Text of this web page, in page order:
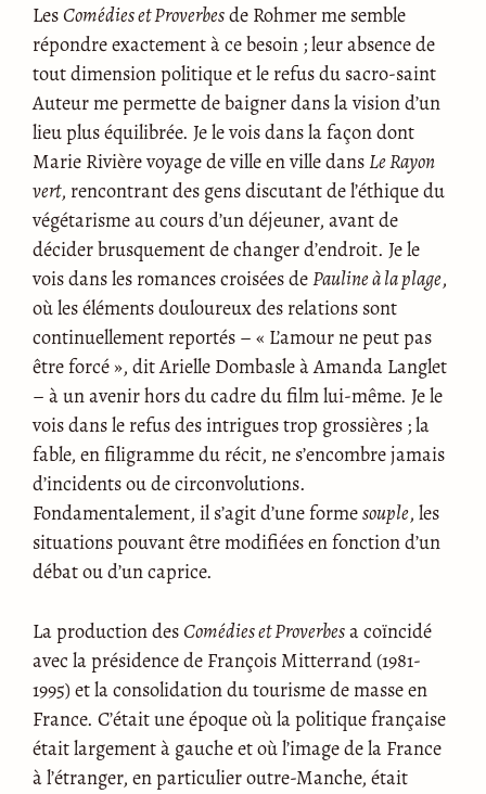
LesComédies et Proverbesde Rohmer me semble
répondre exactement à ce besoin ; leur absence de
tout dimension politique et le refus du sacro-saint
Auteur me permette de baigner dans la vision d’un
lieu plus équilibrée. Je le vois dans la façon dont
Marie Rivière voyage de ville en ville dansLe Rayon
vert, rencontrant des gens discutant de l’éthique du
végétarisme au cours d’un déjeuner, avant de
décider brusquement de changer d’endroit. Je le
vois dans les romances croisées dePauline à la plage,
où les éléments douloureux des relations sont
continuellement reportés – « L’amour ne peut pas
être forcé », dit Arielle Dombasle à Amanda Langlet
– à un avenir hors du cadre du film lui-même. Je le
vois dans le refus des intrigues trop grossières ; la
fable, en filigramme du récit, ne s’encombre jamais
d’incidents ou de circonvolutions.
Fondamentalement, il s’agit d’une formesouple, les
situations pouvant être modifiées en fonction d’un
débat ou d’un caprice.
La production desComédies et Proverbesa coïncidé
avec la présidence de François Mitterrand (1981-
1995) et la consolidation du tourisme de masse en
France. C’était une époque où la politique française
était largement à gauche et où l’image de la France
à l’étranger, en particulier outre-Manche, était